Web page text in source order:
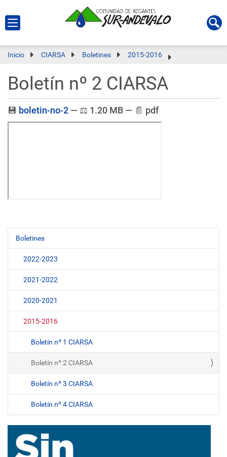
Inicio CIARSA Boletines 2015-2016
Boletín nº 2 CIARSA
💾 boletin-no-2 — ⚖️ 1.20 MB — 📄 pdf
N
g
i
n
Boletines
2022-2023
2021-2022
2020-2021
2015-2016
Boletín nº 1 CIARSA
Boletín nº 2 CIARSA
Boletín nº 3 CIARSA
Boletín nº 4 CIARSA